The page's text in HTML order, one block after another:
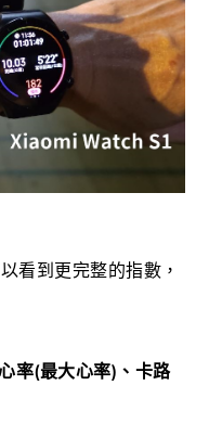
看到更完整的指數，
率(最大心率)、卡路